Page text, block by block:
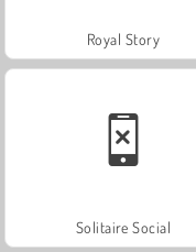
Royal Story
Solitaire Social